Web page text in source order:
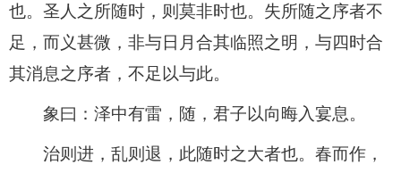
也。圣人之所随时，则莫非时也。失所随之序者不
足，而义甚微，非与日月合其临照之明，与四时合
其消息之序者，不足以与此。
象曰：泽中有雷，随，君子以向晦入宴息。
治则进，乱则退，此随时之大者也。春而作，